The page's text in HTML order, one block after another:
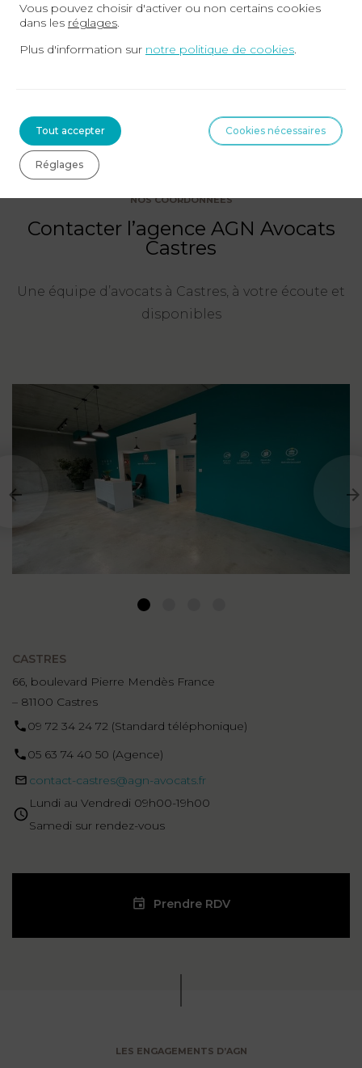
NOS COORDONNÉES
Contacter l’agence AGN Avocats
Castres
Une équipe d’avocats à Castres, à votre écoute et
disponibles
CASTRES
66, boulevard Pierre Mendès France
– 81100 Castres
09 72 34 24 72 (Standard téléphonique)
05 63 74 40 50 (Agence)
contact-castres@agn-avocats.fr
Lundi au Vendredi 09h00-19h00
Samedi sur rendez-vous
Prendre RDV
LES ENGAGEMENTS D’AGN
Vous pouvez choisir d'activer ou non certains cookies
dans les réglages.
Plus d'information sur notre politique de cookies.
Tout accepter Cookies nécessaires
Réglages